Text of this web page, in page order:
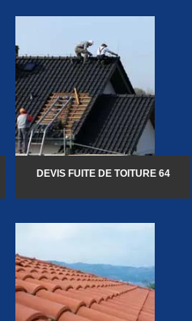
DEVIS FUITE DE TOITURE 64